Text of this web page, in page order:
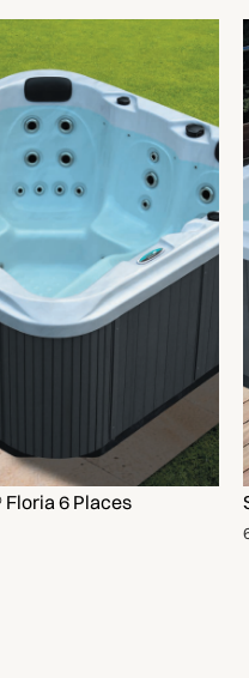
Floria 6 Places